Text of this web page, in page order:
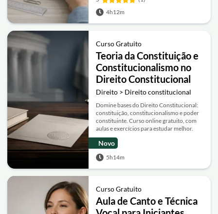
4h12m
Curso Gratuito
Teoria da Constituição e
Constitucionalismo no
Direito Constitucional
Direito > Direito constitucional
Domine bases do Direito Constitucional:
constituição, constitucionalismo e poder
constituinte. Curso online gratuito, com
aulas e exercícios para estudar melhor.
Novo
5h14m
Curso Gratuito
Aula de Canto e Técnica